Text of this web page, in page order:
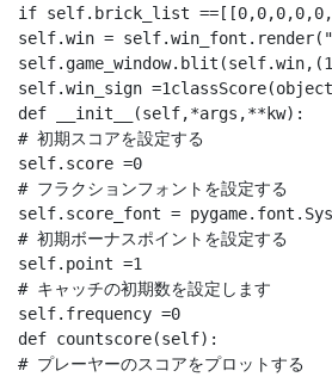
if self.brick_list
self.win =
self.win_sign
def __init__(self,*args,**kw):
# 初期スコアを設定する
self.score =0
# フラクションフォントを設定する
self.score_font =
# 初期ボーナスポイントを設定する
self.point =1
# キャッチの初期数を設定します
self.frequency =0
def countscore(self):
# プレーヤーのスコアをプロットする